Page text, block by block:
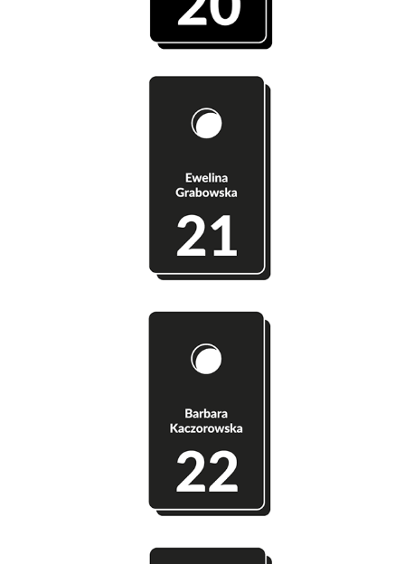
Szatnia 21 - Ewelina Grabowska
Szatnia 22 - Barbara Kaczorowska